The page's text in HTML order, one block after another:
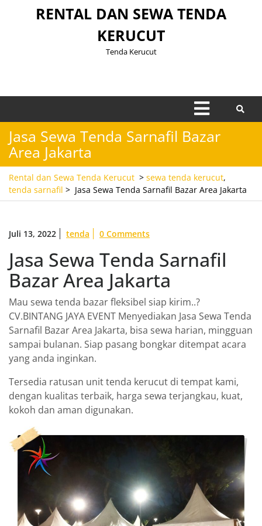
RENTAL DAN SEWA TENDA
KERUCUT
Tenda Kerucut
Open
Menu
Jasa Sewa Tenda Sarnafil Bazar
Area Jakarta
Rental dan Sewa Tenda Kerucut > sewa tenda kerucut,
tenda sarnafil > Jasa Sewa Tenda Sarnafil Bazar Area Jakarta
Juli 13, 2022 tenda 0 Comments
Jasa Sewa Tenda Sarnafil
Bazar Area Jakarta
Mau sewa tenda bazar fleksibel siap kirim..?
CV.BINTANG JAYA EVENT Menyediakan Jasa Sewa Tenda
Sarnafil Bazar Area Jakarta, bisa sewa harian, mingguan
sampai bulanan. Siap pasang bongkar ditempat acara
yang anda inginkan.
Tersedia ratusan unit tenda kerucut di tempat kami,
dengan kualitas terbaik, harga sewa terjangkau, kuat,
kokoh dan aman digunakan.